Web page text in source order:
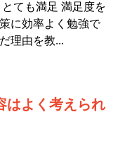
ても満足 満足度を
に効率よく勉強で
理由を教
はよく考えられ